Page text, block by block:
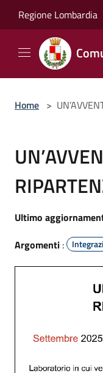
Regione Lombardia
Home >
Ultimo
Argomenti :